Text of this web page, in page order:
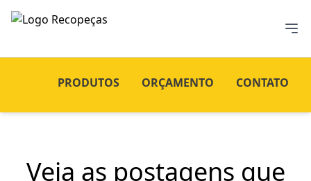
PRODUTOS ORÇAMENTO CONTATO
Veja as postagens que